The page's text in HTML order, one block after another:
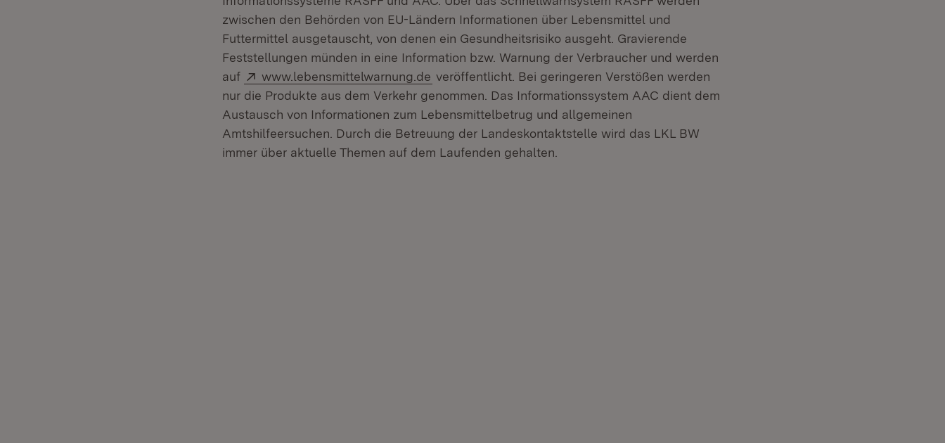
zwischen den Behörden von EU-Ländern Informationen über Lebensmittel und
Futtermittel ausgetauscht, von denen ein Gesundheitsrisiko ausgeht. Gravierende
Feststellungen münden in eine Information bzw. Warnung der Verbraucher und werden
auf
Extern:
www.lebensmittelwarnung.de (Öffnet in neuem Fenster)
veröffentlicht. Bei geringeren Verstößen werden
nur die Produkte aus dem Verkehr genommen. Das Informationssystem AAC dient dem
Austausch von Informationen zum Lebensmittelbetrug und allgemeinen
Amtshilfeersuchen. Durch die Betreuung der Landeskontaktstelle wird das LKL BW
immer über aktuelle Themen auf dem Laufenden gehalten.